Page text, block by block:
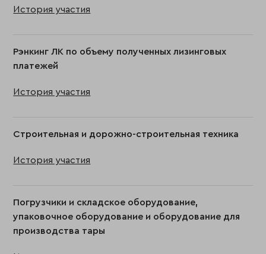
История участия
Рэнкинг ЛК по объему полученных лизинговых
платежей
История участия
Строительная и дорожно-строительная техника
История участия
Погрузчики и складское оборудование,
упаковочное оборудование и оборудование для
производства тары